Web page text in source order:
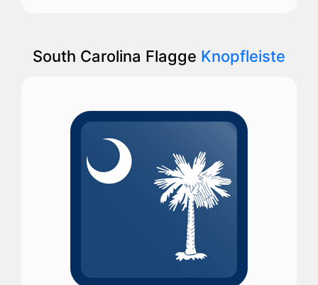
South Carolina Flagge Knopfleiste